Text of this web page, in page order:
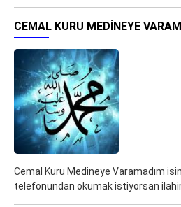
CEMAL KURU MEDINEYE
Cemal Kuru Medineye Varamadım
telefonundan okumak istiyorsan